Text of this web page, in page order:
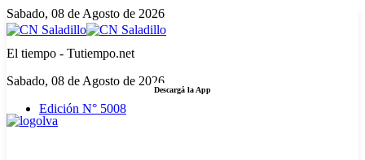
Sabado, 08 de Agosto de 2026
El tiempo - Tutiempo.net
Sabado, 08 de Agosto de 2026
Edición N° 5008
Descargá la App